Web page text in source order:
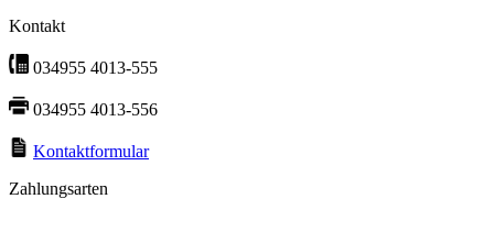
Kontakt
034955 4013-555
034955 4013-556
Kontaktformular
Zahlungsarten